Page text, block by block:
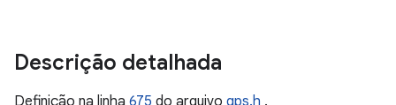
Descrição detalhada
Definição na linha 675 do arquivo gps.h .